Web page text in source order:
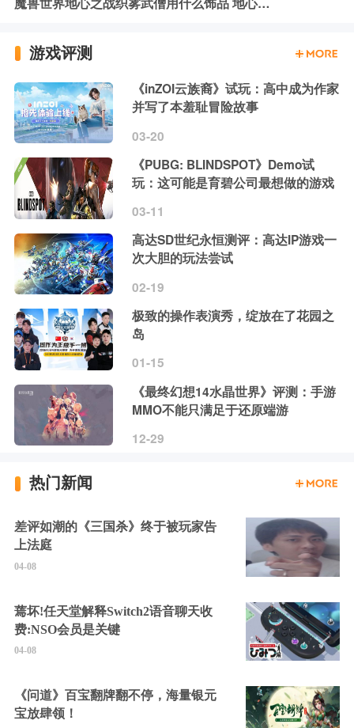
游戏评测
《inZOI云族裔》试玩：高中成为作家
并写了本羞耻冒险故事
03-20
《PUBG: BLINDSPOT》Demo试
玩：这可能是育碧公司最想做的游戏
03-11
高达SD世纪永恒测评：高达IP游戏一
次大胆的玩法尝试
02-19
极致的操作表演秀，绽放在了花园之
岛
01-15
《最终幻想14水晶世界》评测：手游
MMO不能只满足于还原端游
12-29
热门新闻
差评如潮的《三国杀》终于被玩家告
上法庭
04-08
蔫坏!任天堂解释Switch2语音聊天收
费:NSO会员是关键
04-08
《问道》百宝翻牌翻不停，海量银元
宝放肆领！